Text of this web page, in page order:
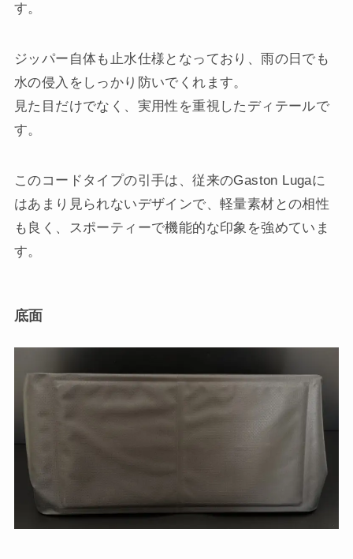
す。
ジッパー自体も止水仕様となっており、雨の日でも
水の侵入をしっかり防いでくれます。
見た目だけでなく、実用性を重視したディテールで
す。
このコードタイプの引手は、従来のGaston Lugaに
はあまり見られないデザインで、軽量素材との相性
も良く、スポーティーで機能的な印象を強めていま
す。
底面